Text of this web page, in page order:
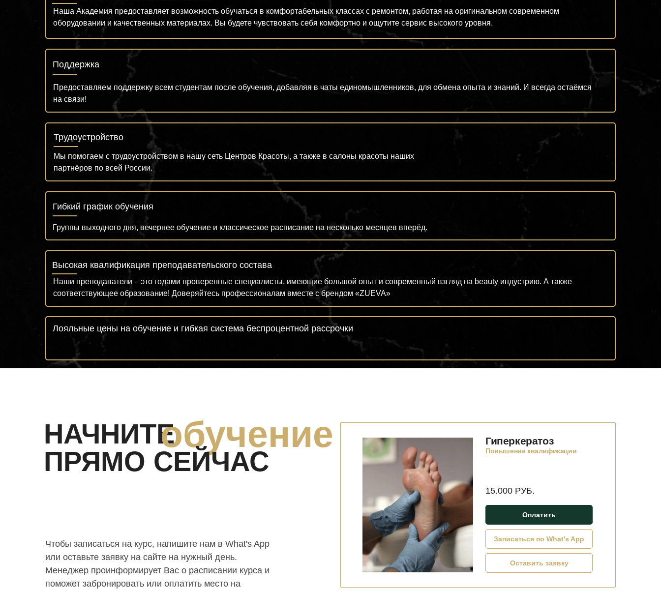
Наша Академия предоставляет возможность обучаться в комфортабельных классах с ремонтом, работая на оригинальном современном
оборудовании и качественных материалах. Вы будете чувствовать себя комфортно и ощутите сервис высокого уровня.
Предоставляем поддержку всем студентам после обучения, добавляя в чаты единомышленников, для обмена опыта и знаний. И всегда остаёмся
на связи!
Поддержка
Мы помогаем с трудоустройством в нашу сеть Центров Красоты, а также в салоны красоты наших
партнёров по всей России.
Трудоустройство
Наши преподаватели – это годами проверенные специалисты, имеющие большой опыт и современный взгляд на beauty индустрию. А также
соответствующее образование! Доверяйтесь профессионалам вместе с брендом «ZUEVA»
Высокая квалификация преподавательского состава
Гибкий график обучения
Группы выходного дня, вечернее обучение и классическое расписание на несколько месяцев вперёд.
Лояльные цены на обучение и гибкая система беспроцентной рассрочки
Оставить заявку
НАЧНИТЕ
Чтобы записаться на курс, напишите нам в What's App
или оставьте заявку на сайте на нужный день.
Менеджер проинформирует Вас о расписании курса и
поможет забронировать или оплатить место на
обучение
ПРЯМО СЕЙЧАС
Записаться по What's App
Оплатить
15.000 РУБ.
Гиперкератоз
Повышение квалификации